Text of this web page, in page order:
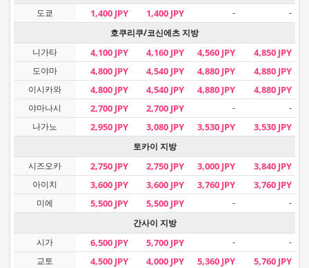
도쿄
1,400 JPY 1,400 JPY -
-
호쿠리쿠/코신에츠 지방
니가타
4,100 JPY 4,160 JPY 4,560 JPY 4,850 JPY
도야마 4,800 JPY 4,540 JPY 4,880 JPY 4,880 JPY
이시카와 4,800 JPY 4,540 JPY 4,880 JPY 4,880 JPY
야마나시 2,700 JPY 2,700 JPY -
-
나가노
2,950 JPY 3,080 JPY 3,530 JPY 3,530 JPY
토카이 지방
시즈오카
2,750 JPY 2,750 JPY 3,000 JPY 3,840 JPY
아이치 3,600 JPY 3,600 JPY 3,760 JPY 3,760 JPY
미에 5,500 JPY 5,500 JPY -
-
간사이 지방
시가
6,500 JPY 5,700 JPY -
-
교토
4,500 JPY 4,000 JPY 5,360 JPY 5,760 JPY